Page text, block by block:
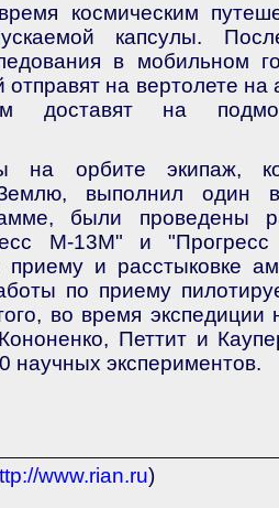
космическим
капсулы.
в мобильном
отправят на вертолете
доставят на
на орбите экипаж,
выполнил один
были проведены
М-13М" и
и расстыковке
по приему
во время экспедиции
Петтит и
научных экспериментов.
www.rian.ru)